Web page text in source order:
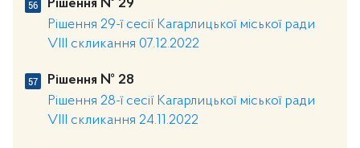
Рішення № 29
Рішення 29-ї сесії Кагарлицької міської ради
VIII скликання 07.12.2022
Рішення № 28
Рішення 28-ї сесії Кагарлицької міської ради
VIII скликання 24.11.2022